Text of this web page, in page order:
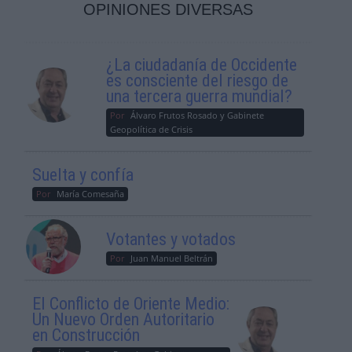
OPINIONES DIVERSAS
¿La ciudadanía de Occidente
es consciente del riesgo de
una tercera guerra mundial?
Por Álvaro Frutos Rosado y Gabinete
Geopolítica de Crisis
Suelta y confía
Por María Comesaña
Votantes y votados
Por Juan Manuel Beltrán
El Conflicto de Oriente Medio:
Un Nuevo Orden Autoritario
en Construcción